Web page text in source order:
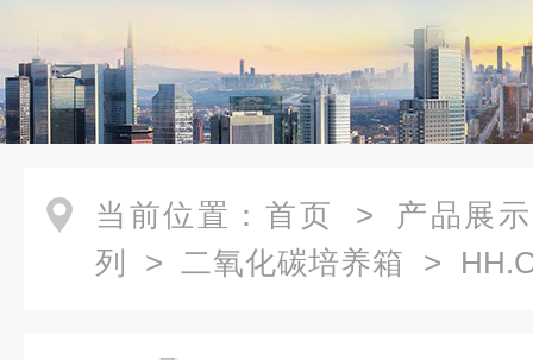
当前位置： 首页 > 产品展示
列
> 二氧化碳培养箱 >